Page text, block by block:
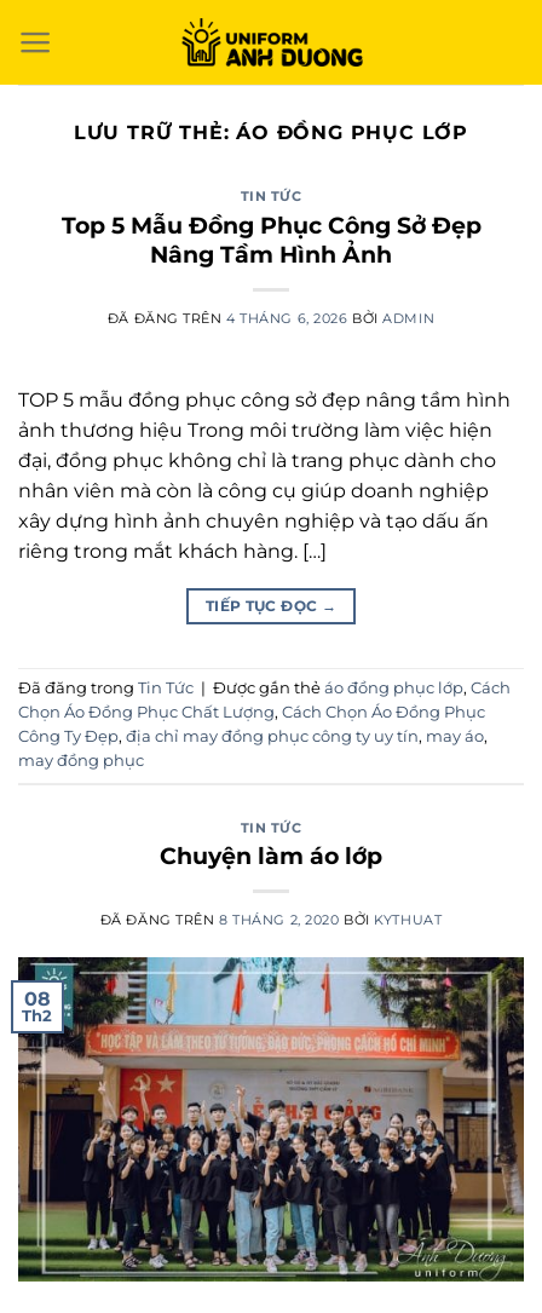
đến
LƯU TRỮ THẺ:ÁO ĐỒNG PHỤC LỚP
TIN TỨC
Top 5 Mẫu Đồng Phục Công Sở Đẹp
Nâng Tầm Hình Ảnh
ĐÃ ĐĂNG TRÊN4 THÁNG 6, 2026 BỞIADMIN
TOP 5 mẫu đồng phục công sở đẹp nâng tầm hình
ảnh thương hiệu Trong môi trường làm việc hiện
đại, đồng phục không chỉ là trang phục dành cho
nhân viên mà còn là công cụ giúp doanh nghiệp
xây dựng hình ảnh chuyên nghiệp và tạo dấu ấn
riêng trong mắt khách hàng. […]
TIẾP TỤC ĐỌC →
Đã đăng trong Tin Tức | Được gắn thẻ áo đồng phục lớp, Cách
Chọn Áo Đồng Phục Chất Lượng, Cách Chọn Áo Đồng Phục
Công Ty Đẹp, địa chỉ may đồng phục công ty uy tín, may áo,
may đồng phục
TIN TỨC
Chuyện làm áo lớp
ĐÃ ĐĂNG TRÊN8 THÁNG 2, 2020 BỞI KYTHUAT
08
Th2